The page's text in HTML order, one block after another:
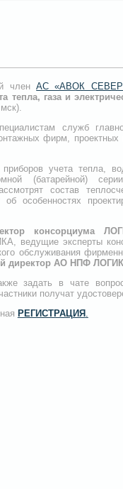
членАС «АВОК
тепла, газа и
служб
фирм, проектных
учета тепла,
(батарейной)
состав
особенностях
консорциума
ведущие эксперты
обслуживания
директор АО НПФ
задать в чате
получат
РЕГИСТРАЦИЯ .